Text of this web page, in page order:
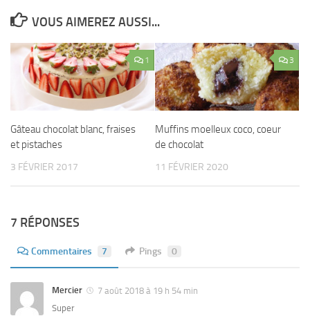
VOUS AIMEREZ AUSSI...
1
Gâteau chocolat blanc, fraises
et pistaches
3 FÉVRIER 2017
3
Muffins moelleux coco, coeur
de chocolat
11 FÉVRIER 2020
7 RÉPONSES
Commentaires 7 Pings 0
Mercier
7 août 2018 à 19 h 54 min
Super